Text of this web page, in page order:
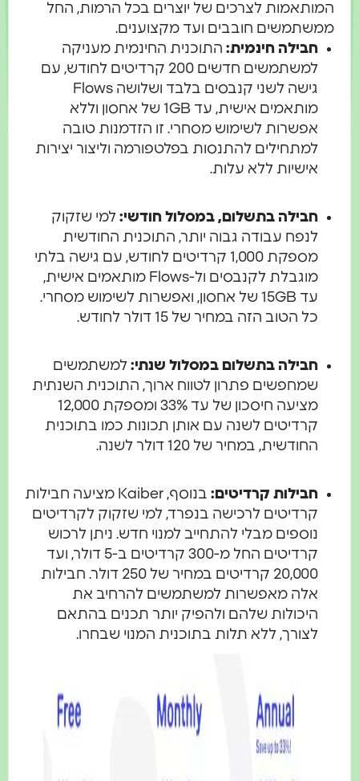
לצרכים של יוצרים בכל הרמות, החל
חובבים ועד מקצוענים.
חבילה חינמית:התוכנית החינמית מעניקה
למשתמשים חדשים 200 קרדיטים לחודש, עם
גישה לשני קנבסים בלבד ושלושה Flows
מותאמים אישית, עד 1GB של אחסון וללא
אפשרות לשימוש מסחרי. זו הזדמנות טובה
למתחילים להתנסות בפלטפורמה וליצור יצירות
אישיות ללא עלות.
חבילה בתשלום, במסלול חודשי:למי שזקוק
לנפח עבודה גבוה יותר, התוכנית החודשית
מספקת 1,000 קרדיטים לחודש, עם גישה בלתי
מוגבלת לקנבסים ול-Flows מותאמים אישית,
עד 15GB של אחסון, ואפשרות לשימוש מסחרי.
כל הטוב הזה במחיר של 15 דולר לחודש.
חבילה בתשלום במסלול שנתי:למשתמשים
שמחפשים פתרון לטווח ארוך, התוכנית השנתית
מציעה חיסכון של עד 33% ומספקת 12,000
קרדיטים לשנה עם אותן תכונות כמו בתוכנית
החודשית, במחיר של 120 דולר לשנה.
חבילות קרדיטים:
בנוסף, Kaiber מציעה חבילות
קרדיטים לרכישה בנפרד, למי שזקוק לקרדיטים
נוספים מבלי להתחייב למנוי חדש. ניתן לרכוש
קרדיטים החל מ-300 קרדיטים ב-5 דולר, ועד
20,000 קרדיטים במחיר של 250 דולר. חבילות
אלה מאפשרות למשתמשים להרחיב את
היכולות שלהם ולהפיק יותר תכנים בהתאם
לצורך, ללא תלות בתוכנית המנוי שבחרו.